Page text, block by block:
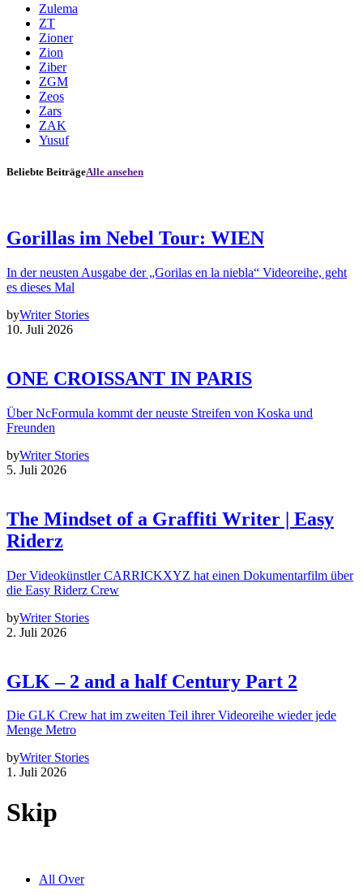
Zulema
ZT
Zioner
Zion
Ziber
ZGM
Zeos
Zars
ZAK
Yusuf
Beliebte BeiträgeAlle ansehen
Gorillas im Nebel Tour: WIEN
In der neusten Ausgabe der „Gorilas en la niebla“ Videoreihe, geht
es dieses Mal
byWriter Stories
10. Juli 2026
ONE CROISSANT IN PARIS
Über NcFormula kommt der neuste Streifen von Koska und
Freunden
byWriter Stories
5. Juli 2026
The Mindset of a Graffiti Writer | Easy
Riderz
Der Videokünstler CARRICKXYZ hat einen Dokumentarfilm über
die Easy Riderz Crew
byWriter Stories
2. Juli 2026
GLK – 2 and a half Century Part 2
Die GLK Crew hat im zweiten Teil ihrer Videoreihe wieder jede
Menge Metro
byWriter Stories
1. Juli 2026
Skip
All Over